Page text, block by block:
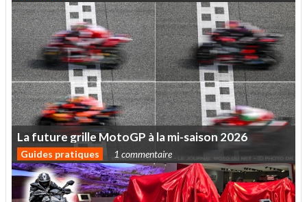
Lafuturegrille MotoGP àlami-saison 2026
Guides pratiques 1 commentaire